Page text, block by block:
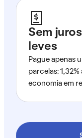
Sem
leves
Pague apenas
parcelas:
economia em